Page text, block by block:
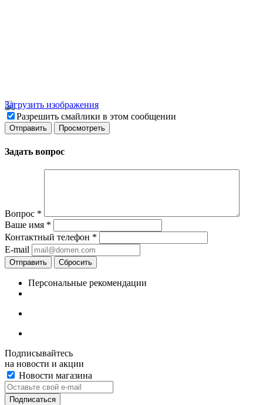
Загрузить изображения
Разрешить смайлики в этом сообщении
Задать вопрос
Вопрос *
Ваше имя *
Контактный телефон *
E-mail
Отправить Сбросить
Персональные рекомендации
Подписывайтесь
на новости и акции
Новости магазина